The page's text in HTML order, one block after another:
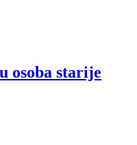
osoba starije